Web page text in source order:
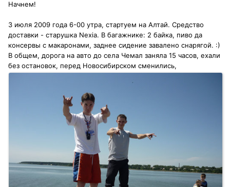
Начнем!
3 июля 2009 года 6-00 утра, стартуем на Алтай. Средство
доставки - старушка Nexia. В багажнике: 2 байка, пиво да
консервы с макаронами, заднее сидение завалено снарягой. :)
В общем, дорога на авто до села Чемал заняла 15 часов, ехали
без остановок, перед Новосибирском сменились,